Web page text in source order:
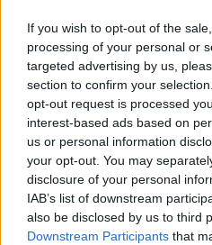
If you wish to opt-out of the
processing of your personal or
targeted advertising by us,
section to confirm your
opt-out request is processed
interest-based ads based on
us or personal information
your opt-out. You may
disclosure of your personal
IAB’s list of downstream
also be disclosed by us to third
Downstream Participants that